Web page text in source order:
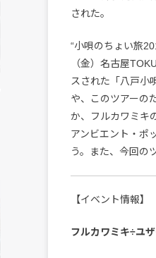
された。
“小唄のちょい旅
（金）名古屋
スされた「八戸小
や、このツアーの
か、フルカワミキ
アンビエント・ポ
う。また、今回の
【イベント情報】
フルカワミキ÷ユ